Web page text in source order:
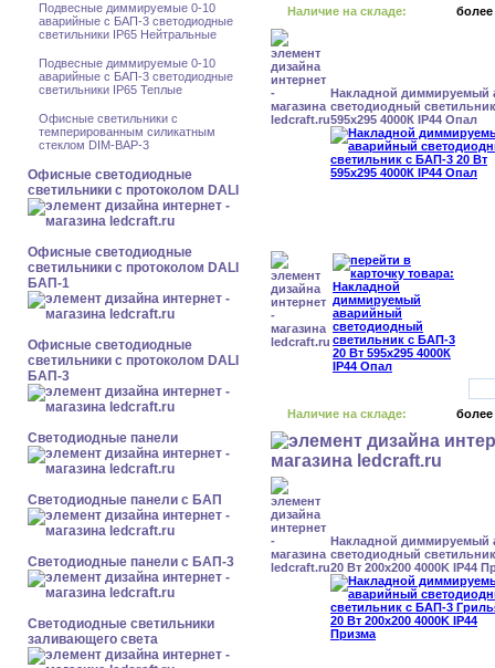
Подвесные диммируемые 0-10
аварийные с БАП-3 светодиодные
светильники IP65 Нейтральные
Подвесные диммируемые 0-10
аварийные с БАП-3 светодиодные
светильники IP65 Теплые
Офисные светильники с
темперированным силикатным
стеклом DIM-BAP-3
Офисные светодиодные
светильники с протоколом DALI
Офисные светодиодные
светильники с протоколом DALI
БАП-1
Офисные светодиодные
светильники с протоколом DALI
БАП-3
Cветодиодные панели
Cветодиодные панели с БАП
Cветодиодные панели с БАП-3
Светодиодные светильники
заливающего света
Наличие на складе: более
Накладной диммируемый
светодиодный
595x295 4000К IP44 Опал
Наличие на складе: более
Накладной диммируемый
светодиодный
20 Вт 200x200 4000K IP44